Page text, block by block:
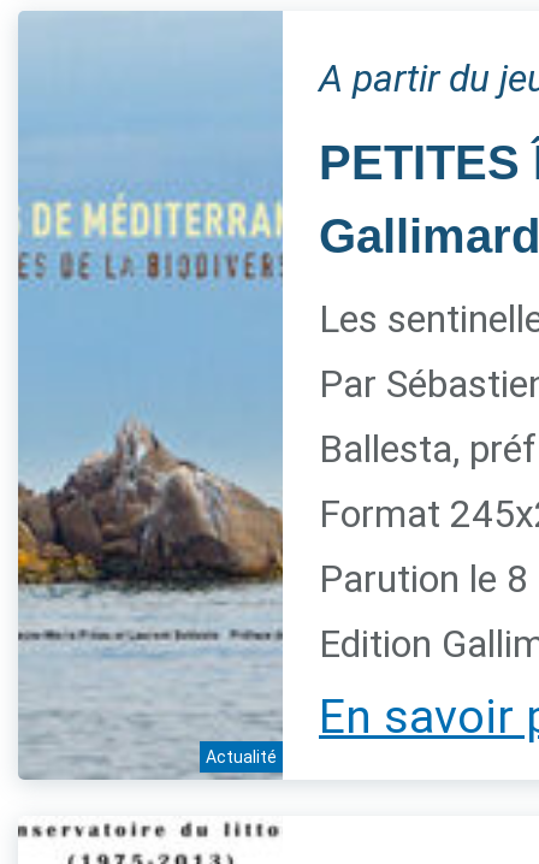
Actualité
A partir du
Gallimard
Les
Par
Ballesta,
Format
Parution le
Edition
En savoir